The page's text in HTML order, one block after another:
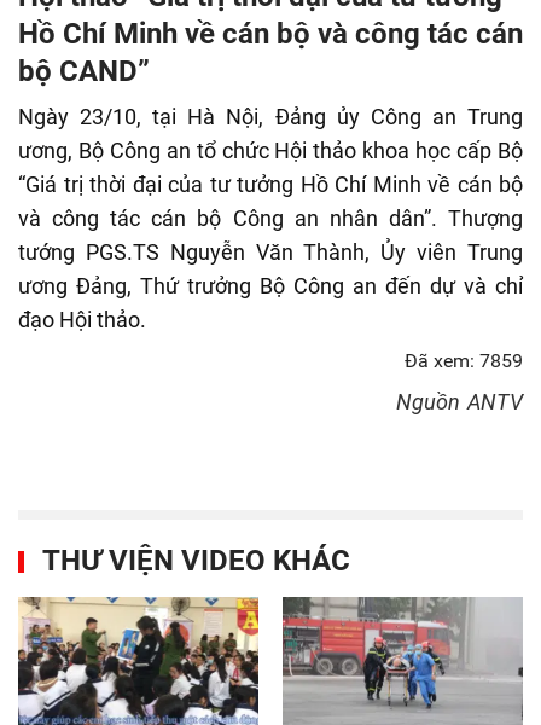
Hồ Chí Minh về cán bộ và công tác cán
bộ CAND”
Ngày 23/10, tại Hà Nội, Đảng ủy Công an Trung
ương, Bộ Công an tổ chức Hội thảo khoa học cấp Bộ
“Giá trị thời đại của tư tưởng Hồ Chí Minh về cán bộ
và công tác cán bộ Công an nhân dân”. Thượng
tướng PGS.TS Nguyễn Văn Thành, Ủy viên Trung
ương Đảng, Thứ trưởng Bộ Công an đến dự và chỉ
đạo Hội thảo.
Đã xem: 7859
Nguồn ANTV
THƯ VIỆN VIDEO KHÁC